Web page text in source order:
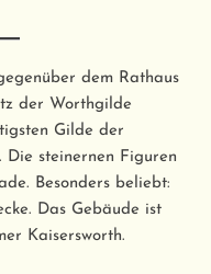
dem Rathaus
der Worthgilde
Gilde der
Die steinernen Figuren
Besonders beliebt:
Das Gebäude ist
Kaisersworth.